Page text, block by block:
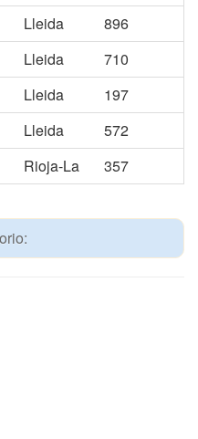
Lleida
896
Lleida
710
Lleida
197
Lleida
572
Rioja-La 357